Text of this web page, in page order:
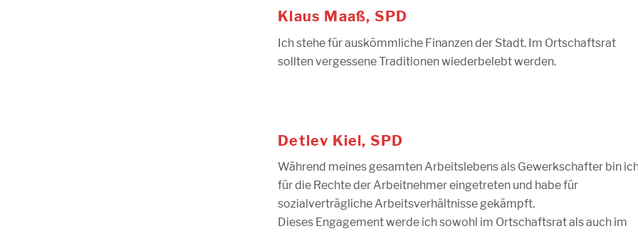
Klaus Maaß, SPD
Ich stehe für auskömmliche Finanzen der Stadt. Im Ortschaftsrat
sollten vergessene Traditionen wiederbelebt werden.
Detlev Kiel, SPD
Während meines gesamten Arbeitslebens als Gewerkschafter bin
für die Rechte der Arbeitnehmer eingetreten und habe für
sozialverträgliche Arbeitsverhältnisse gekämpft.
Dieses Engagement werde ich sowohl im Ortschaftsrat als auch im